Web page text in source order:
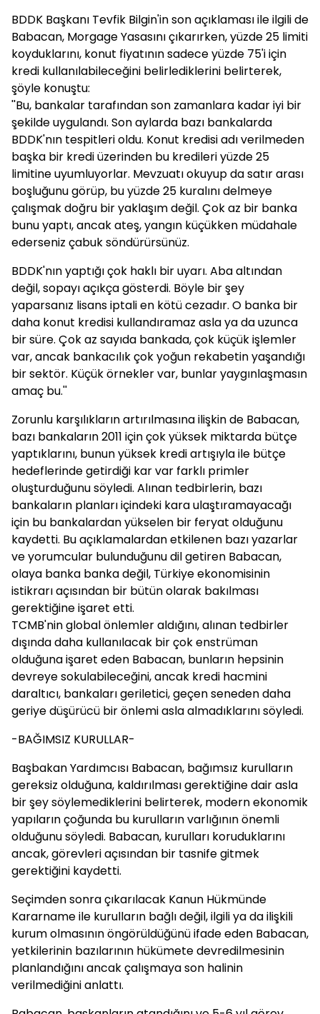
BDDK Başkanı Tevfik Bilgin'in son açıklaması ile ilgili de
Babacan, Morgage Yasasını çıkarırken, yüzde 25 limiti
koyduklarını, konut fiyatının sadece yüzde 75'i için
kredi kullanılabileceğini belirlediklerini belirterek,
şöyle konuştu:
''Bu, bankalar tarafından son zamanlara kadar iyi bir
şekilde uygulandı. Son aylarda bazı bankalarda
BDDK'nın tespitleri oldu. Konut kredisi adı verilmeden
başka bir kredi üzerinden bu kredileri yüzde 25
limitine uyumluyorlar. Mevzuatı okuyup da satır arası
boşluğunu görüp, bu yüzde 25 kuralını delmeye
çalışmak doğru bir yaklaşım değil. Çok az bir banka
bunu yaptı, ancak ateş, yangın küçükken müdahale
ederseniz çabuk söndürürsünüz.
BDDK'nın yaptığı çok haklı bir uyarı. Aba altından
değil, sopayı açıkça gösterdi. Böyle bir şey
yaparsanız lisans iptali en kötü cezadır. O banka bir
daha konut kredisi kullandıramaz asla ya da uzunca
bir süre. Çok az sayıda bankada, çok küçük işlemler
var, ancak bankacılık çok yoğun rekabetin yaşandığı
bir sektör. Küçük örnekler var, bunlar yaygınlaşmasın
amaç bu.''
Zorunlu karşılıkların artırılmasına ilişkin de Babacan,
bazı bankaların 2011 için çok yüksek miktarda bütçe
yaptıklarını, bunun yüksek kredi artışıyla ile bütçe
hedeflerinde getirdiği kar var farklı primler
oluşturduğunu söyledi. Alınan tedbirlerin, bazı
bankaların planları içindeki kara ulaştıramayacağı
için bu bankalardan yükselen bir feryat olduğunu
kaydetti. Bu açıklamalardan etkilenen bazı yazarlar
ve yorumcular bulunduğunu dil getiren Babacan,
olaya banka banka değil, Türkiye ekonomisinin
istikrarı açısından bir bütün olarak bakılması
gerektiğine işaret etti.
TCMB'nin global önlemler aldığını, alınan tedbirler
dışında daha kullanılacak bir çok enstrüman
olduğuna işaret eden Babacan, bunların hepsinin
devreye sokulabileceğini, ancak kredi hacmini
daraltıcı, bankaları geriletici, geçen seneden daha
geriye düşürücü bir önlemi asla almadıklarını söyledi.
-BAĞIMSIZ KURULLAR-
Başbakan Yardımcısı Babacan, bağımsız kurulların
gereksiz olduğuna, kaldırılması gerektiğine dair asla
bir şey söylemediklerini belirterek, modern ekonomik
yapıların çoğunda bu kurulların varlığının önemli
olduğunu söyledi. Babacan, kurulları koruduklarını
ancak, görevleri açısından bir tasnife gitmek
gerektiğini kaydetti.
Seçimden sonra çıkarılacak Kanun Hükmünde
Kararname ile kurulların bağlı değil, ilgili ya da ilişkili
kurum olmasının öngörüldüğünü ifade eden Babacan,
yetkilerinin bazılarının hükümete devredilmesinin
planlandığını ancak çalışmaya son halinin
verilmediğini anlattı.